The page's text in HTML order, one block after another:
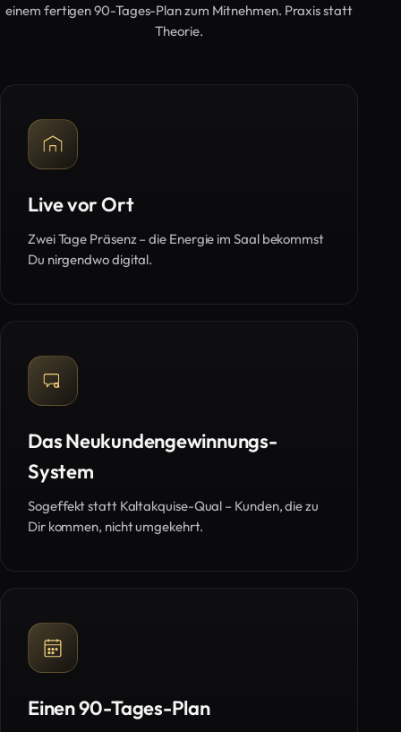
einem fertigen 90-Tages-Plan zum Mitnehmen. Praxis statt
Theorie.
Live vor Ort
Zwei Tage Präsenz – die Energie im Saal bekommst
Du nirgendwo digital.
Das Neukundengewinnungs-
System
Sogeffekt statt Kaltakquise-Qual – Kunden, die zu
Dir kommen, nicht umgekehrt.
Einen 90-Tages-Plan